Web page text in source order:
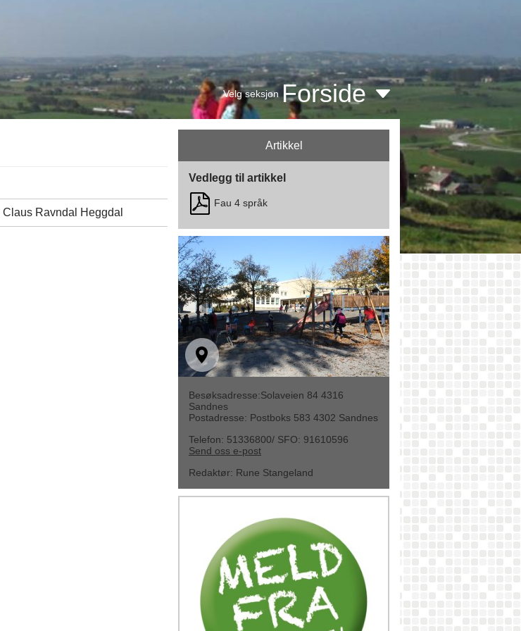
Velg seksjon Forside
Artikkel
Vedlegg til artikkel
Fau 4 språk
Besøksadresse:Solaveien 84 4316
Sandnes
Postadresse: Postboks 583 4302 Sandnes
Telefon: 51336800/ SFO: 91610596
Send oss e-post
Redaktør: Rune Stangeland
Claus Ravndal Heggdal